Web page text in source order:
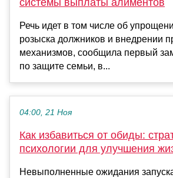
системы выплаты алиментов
Речь идет в том числе об
розыска должников и внедрении
механизмов, сообщила первый
по защите семьи, в...
04:00, 21 Ноя
Как избавиться от обиды:
психологии для улучшения
Невыполненные ожидания